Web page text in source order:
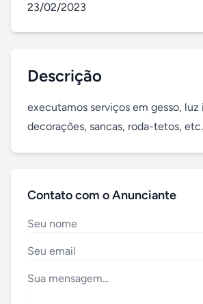
23/02/2023
Descrição
executamos serviços em gesso, luz
decorações, sancas, roda-tetos, etc.
Contato com o Anunciante